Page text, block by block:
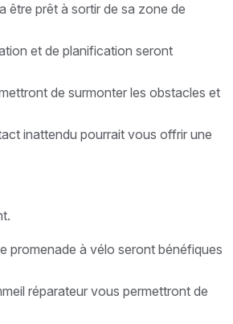
être prêt à sortir de sa zone de
et de planification seront
de surmonter les obstacles et
inattendu pourrait vous offrir une
promenade à vélo seront bénéfiques
réparateur vous permettront de